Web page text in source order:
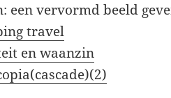
een vervormd beeld
travel
en waanzin